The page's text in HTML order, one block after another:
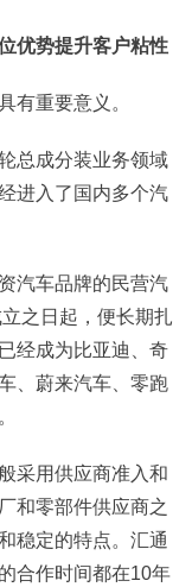
优势提升客户粘性
有重要意义。
总成分装业务领域
进入了国内多个汽
汽车品牌的民营汽
之日起，便长期扎
经成为比亚迪、奇
、蔚来汽车、零跑
采用供应商准入和
和零部件供应商之
稳定的特点。汇通
合作时间都在10年